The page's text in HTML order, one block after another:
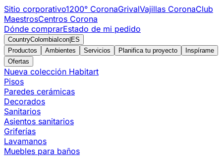
Sitio corporativo1200° CoronaGrivalVajillas CoronaClub
MaestrosCentros Corona
Dónde comprarEstado de mi pedido
CountryColombiaIcon ES
Productos
Ambientes Servicios Planifica tu proyecto
Inspírame
Ofertas
Nueva colección Habitart
Pisos
Paredes cerámicas
Decorados
Sanitarios
Asientos sanitarios
Griferías
Lavamanos
Muebles para baños